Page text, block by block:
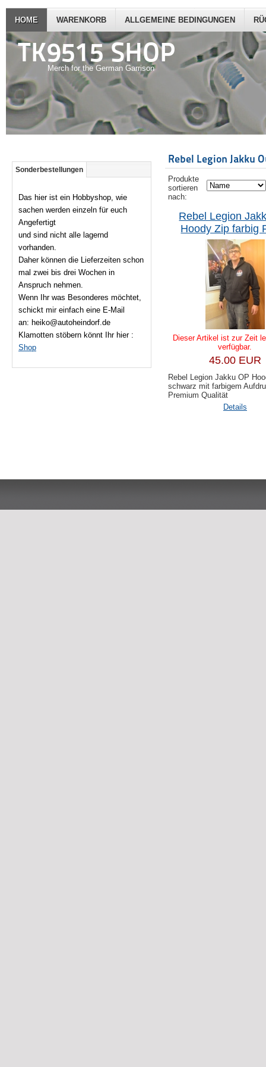
TK9515 SHOP
Merch for the German Garrison
HOME WARENKORB ALLGEMEINE BEDINGUNGEN
Sonderbestellungen
Das hier ist ein Hobbyshop, wie
sachen werden einzeln für euch
Angefertigt
und sind nicht alle lagernd
vorhanden.
Daher können die Lieferzeiten schon
mal zwei bis drei Wochen in
Anspruch nehmen.
Wenn Ihr was Besonderes möchtet,
schickt mir einfach eine E-Mail
an: heiko@autoheindorf.de
Klamotten stöbern könnt Ihr hier :
Shop
Rebel Legion Jakku
Produkte
sortieren
nach:
Rebel Legion
Hoody Zip farbig
Dieser Artikel ist zur Zeit
verfügbar.
45.00 EUR
Rebel Legion Jakku OP
schwarz mit farbigem
Premium Qualität
Details